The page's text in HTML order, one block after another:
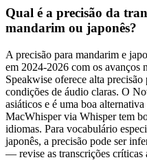
Qual é a precisão da
mandarim ou japonês?
A precisão para mandarim e
em 2024-2026 com os avanços
Speakwise oferece alta
condições de áudio claras. O
asiáticos e é uma boa
MacWhisper via Whisper tem
idiomas. Para vocabulário
japonês, a precisão pode ser
— revise as transcrições críticas